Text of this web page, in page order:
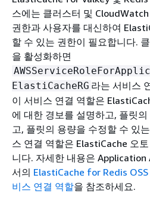
스에는 클러스터 및
권한과 사용자를 대신하여
할 수 있는 권한이 필요합니다.
을 활성화하면
ElastiCacheRG 라는 서비스
이 서비스 연결 역할은
에 대한 경보를 설명하고, 플릿
고, 플릿의 용량을 수정할 수 있
스 연결 역할은 ElastiCache 오
니다. 자세한 내용은
서의 ElastiCache for Redis
비스 연결 역할을 참조하세요.